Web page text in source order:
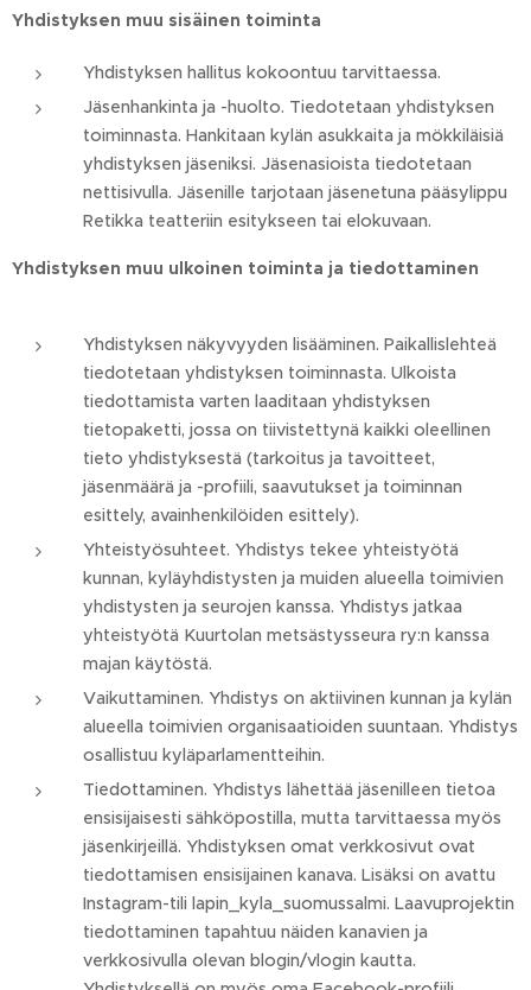
Yhdistyksen muu sisäinen toiminta
Yhdistyksen hallitus kokoontuu tarvittaessa.
Jäsenhankinta ja -huolto. Tiedotetaan yhdistyksen
toiminnasta. Hankitaan kylän asukkaita ja mökkiläisiä
yhdistyksen jäseniksi. Jäsenasioista tiedotetaan
nettisivulla. Jäsenille tarjotaan jäsenetuna pääsylippu
Retikka teatteriin esitykseen tai elokuvaan.
Yhdistyksen muu ulkoinen toiminta ja tiedottaminen
Yhdistyksen näkyvyyden lisääminen. Paikallislehteä
tiedotetaan yhdistyksen toiminnasta. Ulkoista
tiedottamista varten laaditaan yhdistyksen
tietopaketti, jossa on tiivistettynä kaikki oleellinen
tieto yhdistyksestä (tarkoitus ja tavoitteet,
jäsenmäärä ja -profiili, saavutukset ja toiminnan
esittely, avainhenkilöiden esittely).
Yhteistyösuhteet. Yhdistys tekee yhteistyötä
kunnan, kyläyhdistysten ja muiden alueella toimivien
yhdistysten ja seurojen kanssa. Yhdistys jatkaa
yhteistyötä Kuurtolan metsästysseura ry:n kanssa
majan käytöstä.
Vaikuttaminen. Yhdistys on aktiivinen kunnan ja kylän
alueella toimivien organisaatioiden suuntaan. Yhdistys
osallistuu kyläparlamentteihin.
Tiedottaminen. Yhdistys lähettää jäsenilleen tietoa
ensisijaisesti sähköpostilla, mutta tarvittaessa myös
jäsenkirjeillä. Yhdistyksen omat verkkosivut ovat
tiedottamisen ensisijainen kanava. Lisäksi on avattu
Instagram-tili lapin_kyla_suomussalmi. Laavuprojektin
tiedottaminen tapahtuu näiden kanavien ja
verkkosivulla olevan blogin/vlogin kautta.